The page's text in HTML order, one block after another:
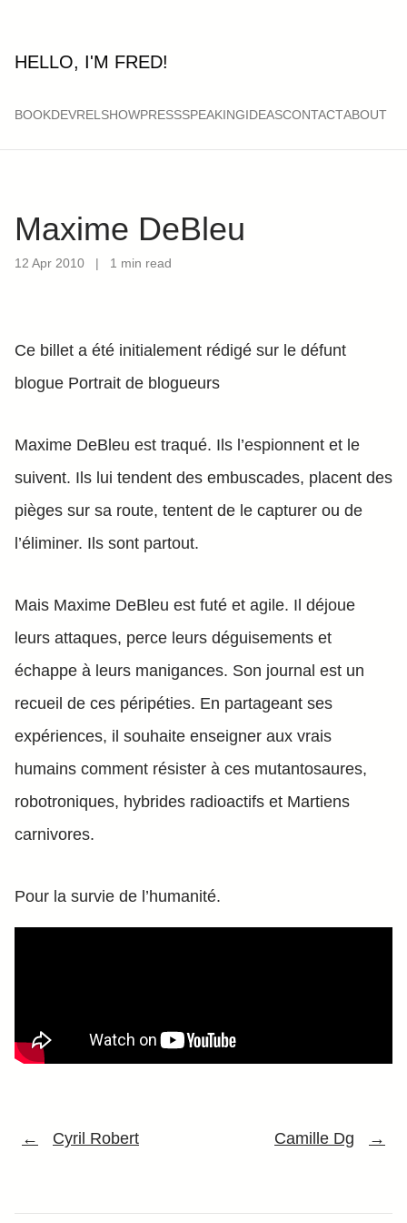
HELLO, I'M FRED!
BOOKDEVRELSHOWPRESSSPEAKINGIDEASCONTACTABOUT
Maxime DeBleu
12 Apr 2010 | 1 min read
Ce billet a été initialement rédigé sur le défunt
blogue Portrait de blogueurs
Maxime DeBleu est traqué. Ils l’espionnent et le
suivent. Ils lui tendent des embuscades, placent des
pièges sur sa route, tentent de le capturer ou de
l’éliminer. Ils sont partout.
Mais Maxime DeBleu est futé et agile. Il déjoue
leurs attaques, perce leurs déguisements et
échappe à leurs manigances. Son journal est un
recueil de ces péripéties. En partageant ses
expériences, il souhaite enseigner aux vrais
humains comment résister à ces mutantosaures,
robotroniques, hybrides radioactifs et Martiens
carnivores.
Pour la survie de l’humanité.
← Cyril Robert Camille Dg →